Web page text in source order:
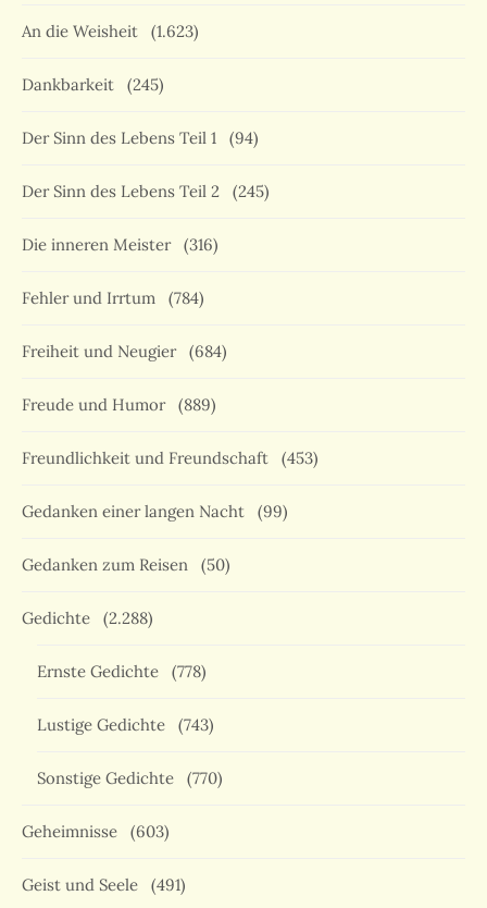
An die Weisheit (1.623)
Dankbarkeit (245)
Der Sinn des Lebens Teil 1 (94)
Der Sinn des Lebens Teil 2 (245)
Die inneren Meister (316)
Fehler und Irrtum (784)
Freiheit und Neugier (684)
Freude und Humor (889)
Freundlichkeit und Freundschaft (453)
Gedanken einer langen Nacht (99)
Gedanken zum Reisen (50)
Gedichte (2.288)
Ernste Gedichte (778)
Lustige Gedichte (743)
Sonstige Gedichte (770)
Geheimnisse (603)
Geist und Seele (491)